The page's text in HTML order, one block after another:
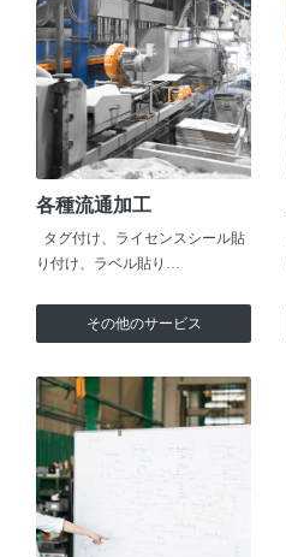
各種流通加工
タグ付け、ライセンスシール貼
り付け、ラベル貼り…
その他のサービス